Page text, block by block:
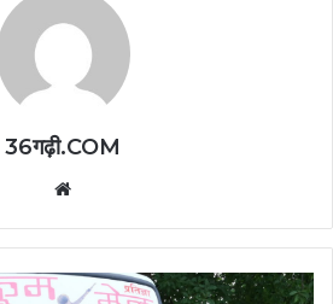
36गढ़ी.COM